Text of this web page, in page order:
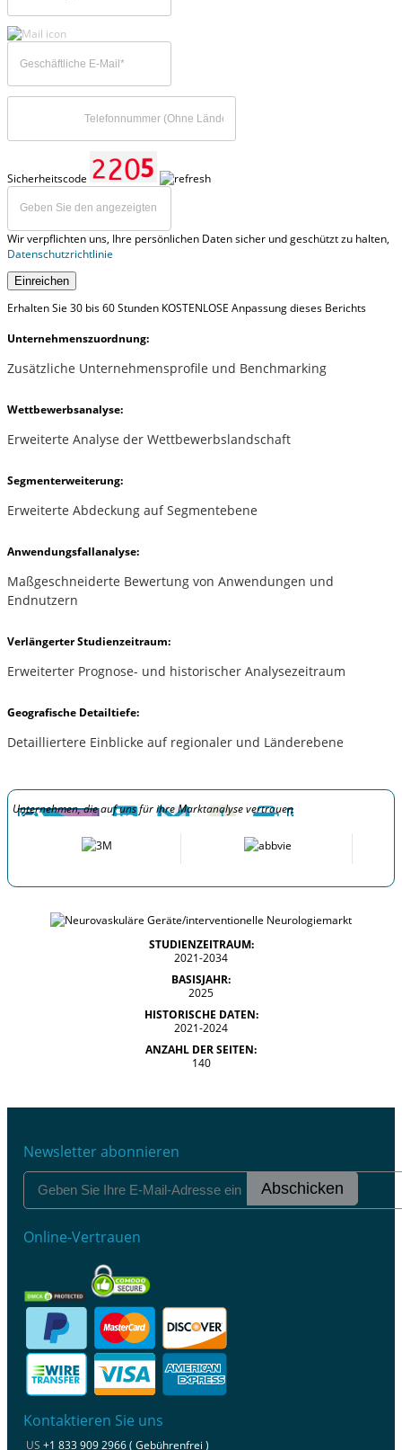
Sicherheitscode
Wir verpflichten uns, Ihre persönlichen Daten sicher und geschützt zu halten,
Datenschutzrichtlinie
Einreichen
Erhalten Sie 30 bis 60 Stunden KOSTENLOSE Anpassung dieses Berichts
Unternehmenszuordnung:
Zusätzliche Unternehmensprofile und Benchmarking
Wettbewerbsanalyse:
Erweiterte Analyse der Wettbewerbslandschaft
Segmenterweiterung:
Erweiterte Abdeckung auf Segmentebene
Anwendungsfallanalyse:
Maßgeschneiderte Bewertung von Anwendungen und
Endnutzern
Verlängerter Studienzeitraum:
Erweiterter Prognose- und historischer Analysezeitraum
Geografische Detailtiefe:
Detailliertere Einblicke auf regionaler und Länderebene
Unternehmen, die auf uns für ihre Marktanalyse vertrauen
STUDIENZEITRAUM:
2021-2034
BASISJAHR:
2025
HISTORISCHE DATEN:
2021-2024
ANZAHL DER SEITEN:
140
Newsletter abonnieren
Abschicken
Online-Vertrauen
Kontaktieren Sie uns
US +1 833 909 2966 ( Gebührenfrei )